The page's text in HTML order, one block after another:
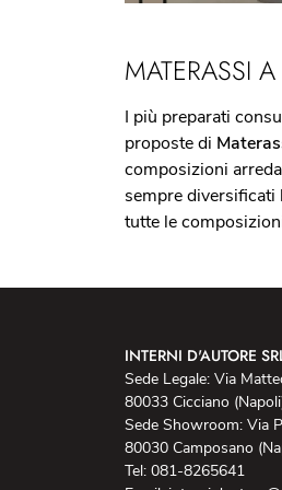
MATERASSI
I più preparati
proposte di
composizioni
sempre diversificati
tutte le
INTERNI D'AUTORE
Sede Legale: Via
80033 Cicciano
Sede Showroom: Via
80030 Camposano
Tel: 081-8265641